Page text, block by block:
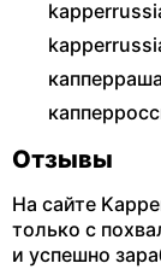
Отзывы
На сайте
только с
и успешно